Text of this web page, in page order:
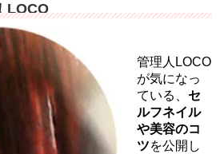
LOCO
管理人LOCO
が気になっ
ている、 セ
ルフネイル
や美容のコ
ツを公開し